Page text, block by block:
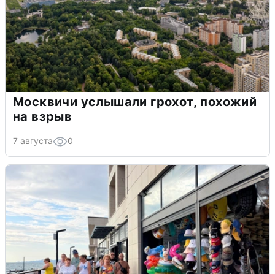
Москвичи услышали грохот, похожий
на взрыв
7 августа 0